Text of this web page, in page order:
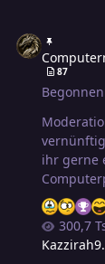
87
Moderation : Dieser Strang ist entstanden,
ihr gerne
einen eigenen
Strang
Kazzirah